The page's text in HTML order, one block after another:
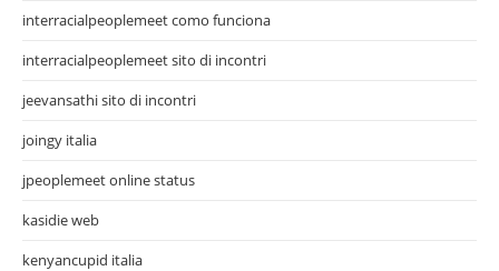
interracialpeoplemeet como funciona
interracialpeoplemeet sito di incontri
jeevansathi sito di incontri
joingy italia
jpeoplemeet online status
kasidie web
kenyancupid italia